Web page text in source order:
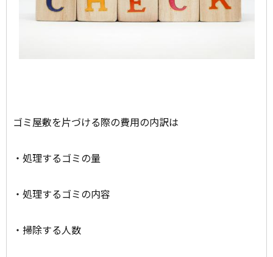
ゴミ屋敷を片づける際の費用の内訳は
・処理するゴミの量
・処理するゴミの内容
・掃除する人数